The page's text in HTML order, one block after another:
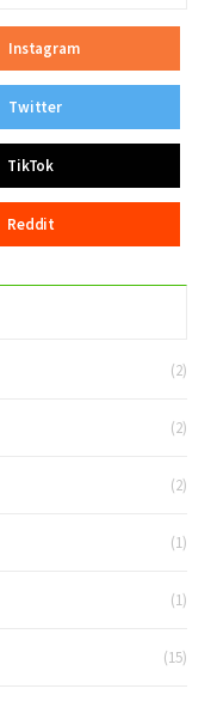
Instagram
Twitter
TikTok
Reddit
(2)
(2)
(2)
(1)
(1)
(15)